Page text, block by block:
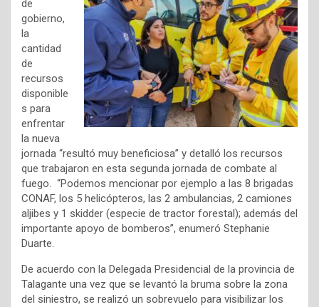
de
gobierno,
la
cantidad
de
recursos
disponible
s para
enfrentar
la nueva
jornada “resultó muy beneficiosa” y detalló los recursos
que trabajaron en esta segunda jornada de combate al
fuego. “Podemos mencionar por ejemplo a las 8 brigadas
CONAF, los 5 helicópteros, las 2 ambulancias, 2 camiones
aljibes y 1 skidder (especie de tractor forestal); además del
importante apoyo de bomberos”, enumeró Stephanie
Duarte.
De acuerdo con la Delegada Presidencial de la provincia de
Talagante una vez que se levantó la bruma sobre la zona
del siniestro, se realizó un sobrevuelo para visibilizar los